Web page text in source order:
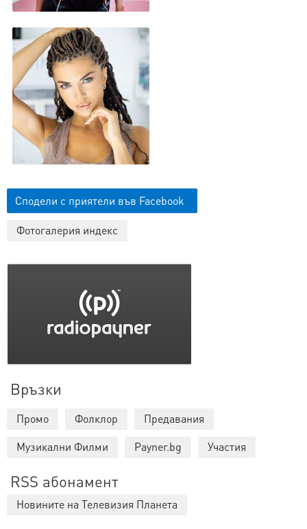
Сподели с приятели във Facebook
Фотогалерия индекс
Връзки
Промо Фолклор
Предавания
Музикални Филми
Payner.bg Участия
RSS абонамент
Новините на Телевизия Планета